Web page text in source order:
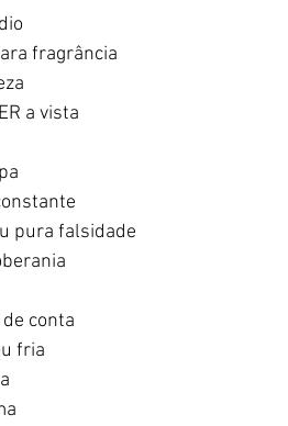
fragrância
a vista
pura falsidade
conta
fria